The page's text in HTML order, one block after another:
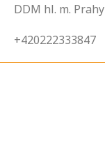
DDM hl. m. Prahy
+420222333847